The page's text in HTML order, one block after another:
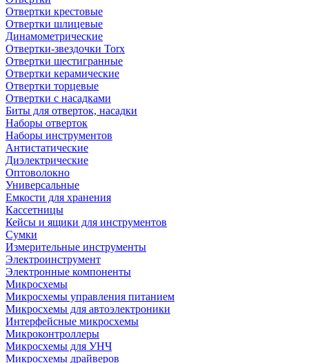
Отвертки крестовые
Отвертки шлицевые
Динамометрические
Отвертки-звездочки Torx
Отвертки шестигранные
Отвертки керамические
Отвертки торцевые
Отвертки с насадками
Биты для отверток, насадки
Наборы отверток
Наборы инструментов
Антистатические
Диэлектрические
Оптоволокно
Универсальные
Емкости для хранения
Кассетницы
Кейсы и ящики для инструментов
Сумки
Измерительные инструменты
Электроинструмент
Электронные компоненты
Микросхемы
Микросхемы управления питанием
Микросхемы для автоэлектроники
Интерфейсные микросхемы
Микроконтроллеры
Микросхемы для УНЧ
Микросхемы драйверов